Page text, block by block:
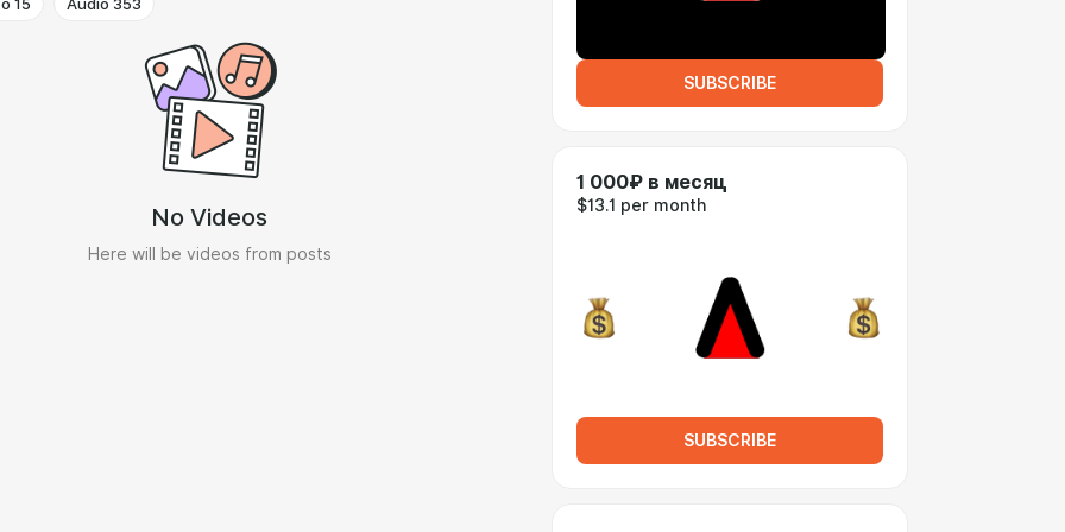
No Videos
Here will be videos from posts
SUBSCRIBE
1 000₽ в месяц
$13.1 per month
SUBSCRIBE